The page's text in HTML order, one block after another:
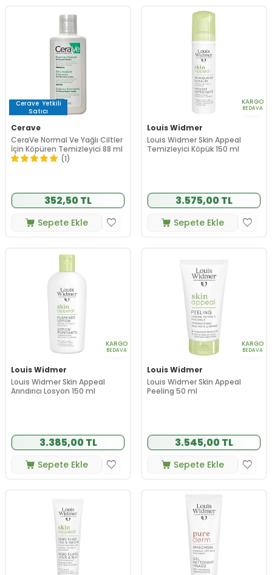
Cerave Yetkili
Satıcı
Cerave
CeraVe Normal Ve Yağlı Ciltler
İçin Köpüren Temizleyici 88 ml
(1)
352,50 TL
Sepete Ekle
KARGO
BEDAVA
Louis Widmer
Louis Widmer Skin Appeal
Temizleyici Köpük 150 ml
3.575,00 TL
Sepete Ekle
KARGO
BEDAVA
Louis Widmer
Louis Widmer Skin Appeal
Arındırıcı Losyon 150 ml
3.385,00 TL
Sepete Ekle
KARGO
BEDAVA
Louis Widmer
Louis Widmer Skin Appeal
Peeling 50 ml
3.545,00 TL
Sepete Ekle